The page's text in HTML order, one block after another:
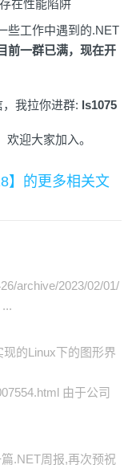
在性能陷阱
些工作中遇到的.NET
目前一群已满，现在开
我拉你进群: ls1075
欢迎大家加入。
】的更多相关文
archive/2023/02/01/
的Linux下的图形界
由于公司
.NET周报,再次预祝